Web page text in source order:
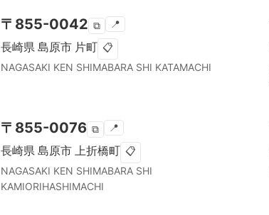
〒 855-0042 ⧉ 📍
長崎県 島原市 片町 📋
NAGASAKI KEN SHIMABARA SHI KATAMACHI
〒 855-0076 ⧉ 📍
長崎県 島原市 上折橋町 📋
NAGASAKI KEN SHIMABARA SHI
KAMIORIHASHIMACHI